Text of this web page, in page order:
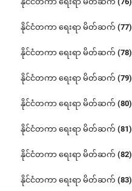
နိုင်ငံတကာ ရေးရာ မိတ်ဆက် (77)
နိုင်ငံတကာ ရေးရာ မိတ်ဆက် (78)
နိုင်ငံတကာ ရေးရာ မိတ်ဆက် (79)
နိုင်ငံတကာ ရေးရာ မိတ်ဆက် (80)
နိုင်ငံတကာ ရေးရာ မိတ်ဆက် (81)
နိုင်ငံတကာ ရေးရာ မိတ်ဆက် (82)
နိုင်ငံတကာ ရေးရာ မိတ်ဆက် (83)